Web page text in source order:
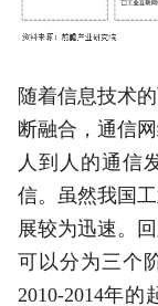
随着信息技术
断融合，通信
人到人的通信
信。虽然我国
展较为迅速。
可以分为三个
2010-2014年